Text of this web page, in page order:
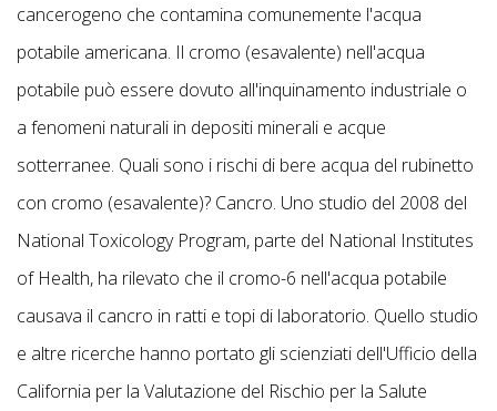
cancerogeno che contamina comunemente l'acqua
potabile americana. Il cromo (esavalente) nell'acqua
potabile può essere dovuto all'inquinamento industriale o
a fenomeni naturali in depositi minerali e acque
sotterranee. Quali sono i rischi di bere acqua del rubinetto
con cromo (esavalente)? Cancro. Uno studio del 2008 del
National Toxicology Program, parte del National Institutes
of Health, ha rilevato che il cromo-6 nell'acqua potabile
causava il cancro in ratti e topi di laboratorio. Quello studio
e altre ricerche hanno portato gli scienziati dell'Ufficio della
California per la Valutazione del Rischio per la Salute